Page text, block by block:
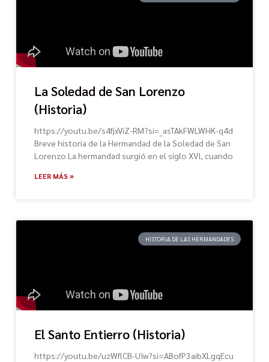
La Soledad de San Lorenzo
(Historia)
https://youtu.be/s4fjxViZ-RM?si=_asTAkFWLWHK-q4d
Breve historia de la Hermandad de la Soledad de San
Lorenzo La hermandad surgió en el siglo XVI, cuando
LEER MÁS »
HISTORIA DE LAS HERMANDADES
El Santo Entierro (Historia)
https://youtu.be/uzWflCB-UIw?si=ABofP3aibXLgqEcu